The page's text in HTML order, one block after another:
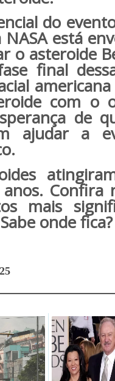
do
está
o asteroide
final
com o
de
ajudar a
Confira
mais
onde fica?